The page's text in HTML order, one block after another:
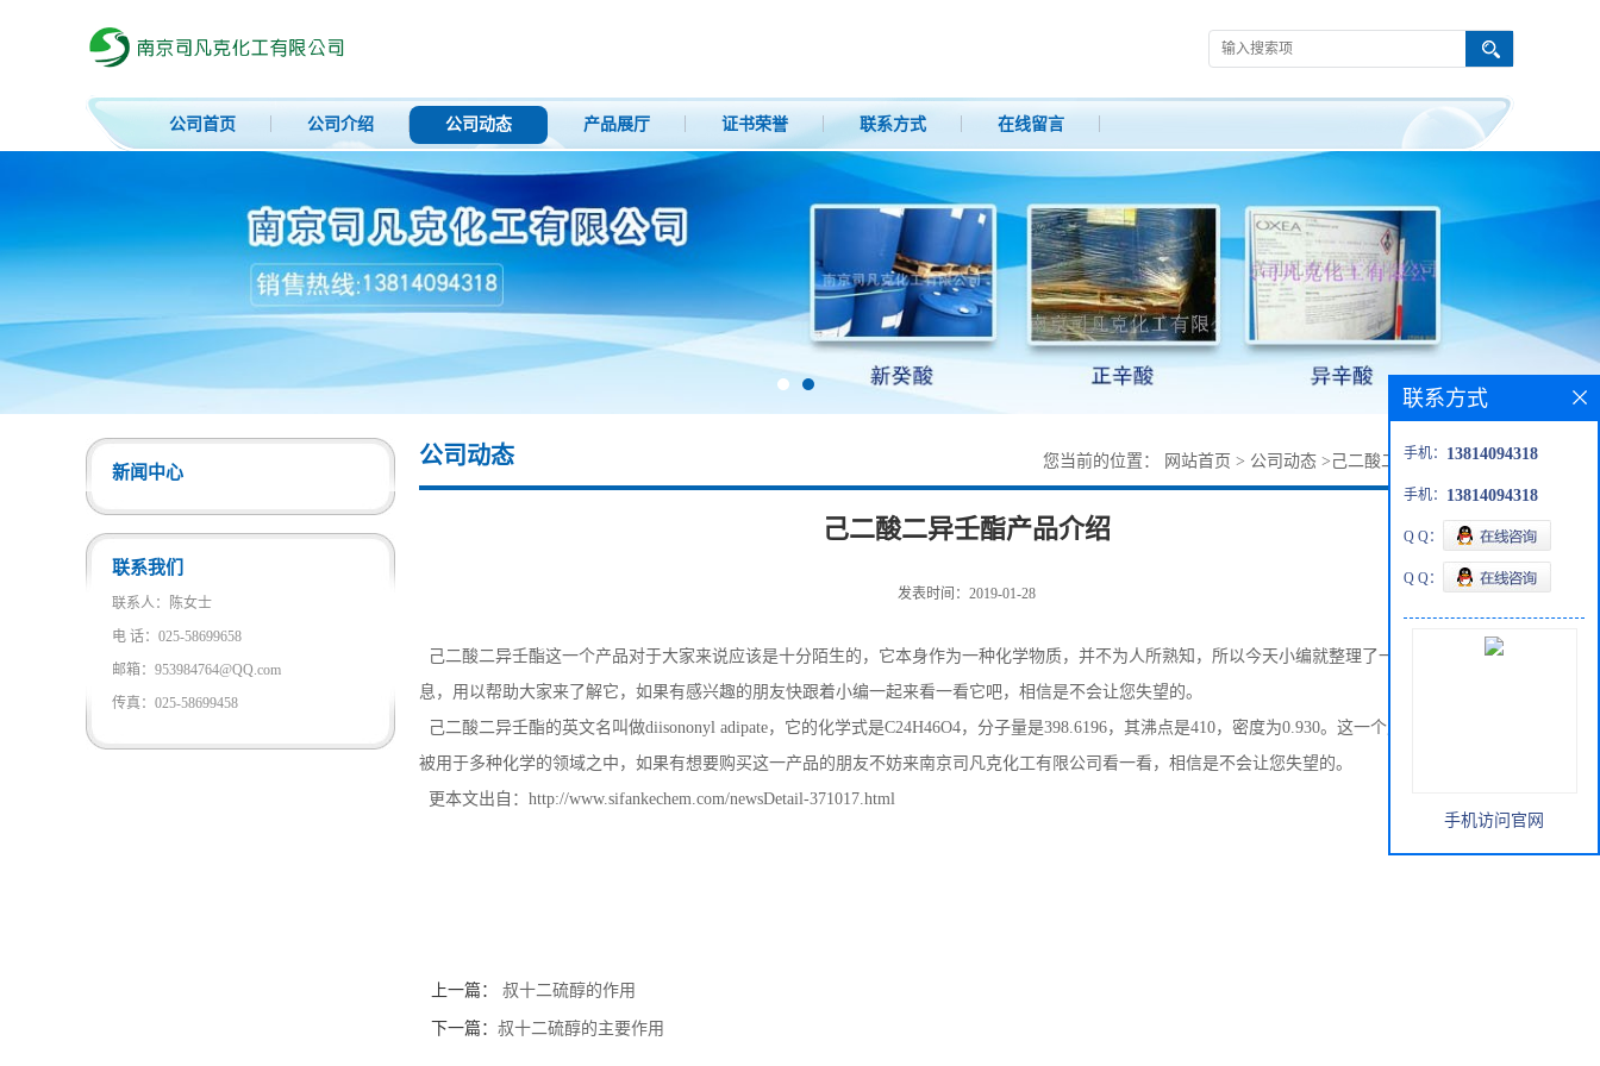
公司首页 公司介绍 公司动态 产品展厅 证书荣誉 联系方式 在线留言
新闻中心
联系我们
联系人：陈女士
电 话：025-58699658
邮箱：953984764@QQ.com
传真：025-58699458
公司动态 您当前的位置： 网站首页 > 公司动态 > 己二酸二异壬酯产品介绍
己二酸二异壬酯产品介绍
发表时间：2019-01-28
己二酸二异壬酯这一个产品对于大家来说应该是十分陌生的，它本身作为一种化学物质，并不为人所熟知，所以今天小编就整理了一些关于它的信
息，用以帮助大家来了解它，如果有感兴趣的朋友快跟着小编一起来看一看它吧，相信是不会让您失望的。
己二酸二异壬酯的英文名叫做diisononyl adipate，它的化学式是C24H46O4，分子量是398.6196，其沸点是410，密度为0.930。这一个产品可以很好的
被用于多种化学的领域之中，如果有想要购买这一产品的朋友不妨来南京司凡克化工有限公司看一看，相信是不会让您失望的。
更本文出自：http://www.sifankechem.com/newsDetail-371017.html
上一篇： 叔十二硫醇的作用
下一篇： 叔十二硫醇的主要作用
联系方式
手机： 13814094318
手机： 13814094318
Q Q：
Q Q：
手机访问官网